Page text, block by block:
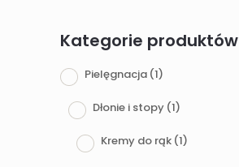
Kategorie produktów
Pielęgnacja (1)
Dłonie i stopy (1)
Kremy do rąk (1)